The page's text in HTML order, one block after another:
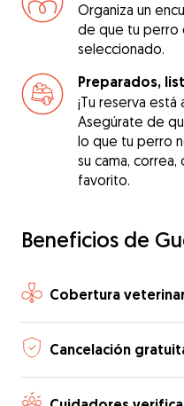
Organiza un
de que tu perro
seleccionado.
Preparados,
¡Tu reserva
Asegúrate de
lo que tu perro
su cama,
favorito.
Beneficios de
Cobertura
Cancelación